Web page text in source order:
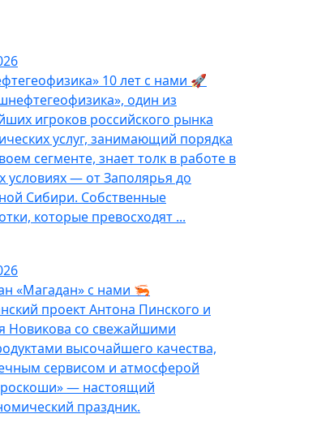
10 лет с нами 🚀
один из
игроков российского рынка
услуг, занимающий порядка
сегменте, знает толк в работе в
условиях — от Заполярья до
Сибири. Собственные
которые превосходят ...
«Магадан» с нами 🦐
проект Антона Пинского и
Новикова со свежайшими
высочайшего качества,
сервисом и атмосферой
роскоши» — настоящий
праздник.